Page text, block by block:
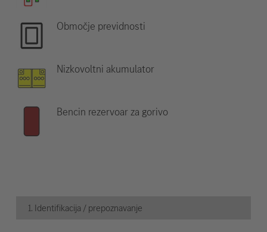
Območje previdnosti
Nizkovoltni akumulator
Bencin rezervoar za gorivo
1. Identifikacija / prepoznavanje